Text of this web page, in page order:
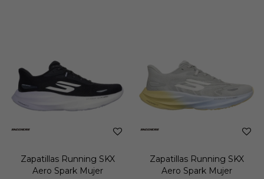
Zapatillas Running SKX
Aero Spark Mujer
Zapatillas Running SKX
Aero Spark Mujer